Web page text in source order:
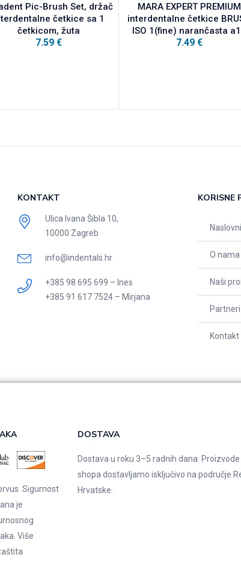
Pic-Brush Set, držač
četkice sa 1
četkicom, žuta
7.59 €
MARA EXPERT PREMIUM
interdentalne četkice
ISO 1(fine) narančasta
7.49 €
KONTAKT
Ulica Ivana Šibla 10,
10000 Zagreb
info@indentals.hr
+385 98 695 699 – Ines
+385 91 617 7524 – Mirjana
KORISNE
O nama
Naši
Partneri
Kontakt
Sigurnost
je
Više
DOSTAVA
Dostava u roku 3–5 radnih dana.
shopa dostavljamo isključivo na područje
Hrvatske.